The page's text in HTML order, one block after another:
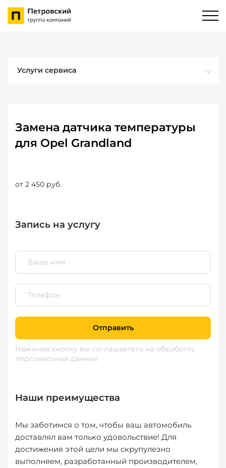
Услуги сервиса
Замена датчика температуры
для Opel Grandland
от 2 450 руб.
Запись на услугу
Отправить
Нажимая кнопку вы соглашаетесь на обработку
персональных данных
Наши преимущества
Мы заботимся о том, чтобы ваш автомобиль
доставлял вам только удовольствие! Для
достижения этой цели мы скрупулезно
выполняем, разработанный производителем,